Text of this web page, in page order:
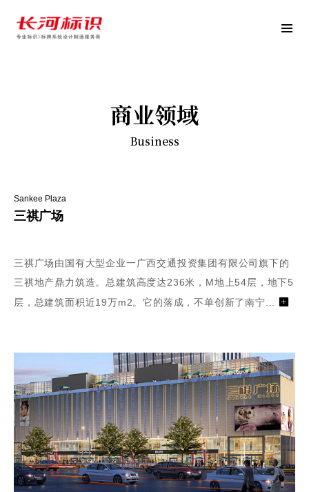
商业领域
Business
Sankee Plaza
三祺广场
三祺广场由国有大型企业一广西交通投资集团有限公司旗下的
三祺地产鼎力筑造。总建筑高度达236米，M地上54层，地下5
层，总建筑面积近19万m2。它的落成，不单创新了南宁...